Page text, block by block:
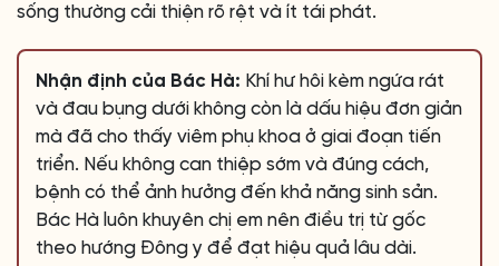
sống thường cải thiện rõ rệt và ít tái phát.
Nhận định của Bác Hà: Khí hư hôi kèm ngứa rát
và đau bụng dưới không còn là dấu hiệu đơn giản
mà đã cho thấy viêm phụ khoa ở giai đoạn tiến
triển. Nếu không can thiệp sớm và đúng cách,
bệnh có thể ảnh hưởng đến khả năng sinh sản.
Bác Hà luôn khuyên chị em nên điều trị từ gốc
theo hướng Đông y để đạt hiệu quả lâu dài.